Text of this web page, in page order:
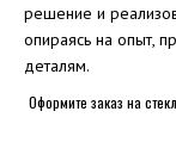
решение и
опираясь на опыт,
деталям.
Оформите заказ на